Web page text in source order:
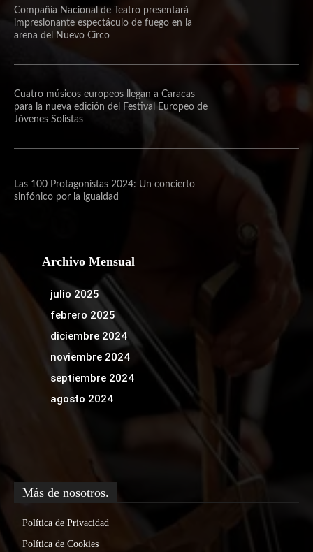
Compañía Nacional de Teatro presentará
impresionante espectáculo de fuego en la
arena del Nuevo Circo
Cuatro músicos europeos llegan a Caracas
para la nueva edición del Festival Europeo de
Jóvenes Solistas
Las 100 Protagonistas 2024: Un concierto
sinfónico por la igualdad
Archivo Mensual
julio 2025
febrero 2025
diciembre 2024
noviembre 2024
septiembre 2024
agosto 2024
Más de nosotros.
Política de Privacidad
Política de Cookies